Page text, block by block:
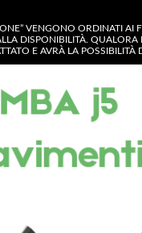
VENGONO ORDINATI AI
DISPONIBILITÀ.
E AVRÀ LA